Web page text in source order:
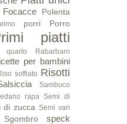
Polenta
porri Porro
piatti
quarto Rabarbaro
per bambini
soffiato Risotti
Sambuco
rapa Semi di
di zucca Semi vari
Sgombro
speck